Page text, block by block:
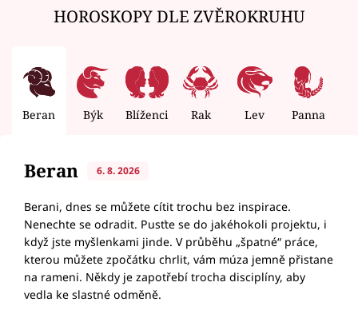
HOROSKOPY DLE ZVĚROKRUHU
Beran Býk Blíženci Rak Lev Panna
Beran 6. 8. 2026
Berani, dnes se můžete cítit trochu bez inspirace.
Nenechte se odradit. Pusťte se do jakéhokoli projektu, i
když jste myšlenkami jinde. V průběhu „špatné“ práce,
kterou můžete zpočátku chrlit, vám múza jemně přistane
na rameni. Někdy je zapotřebí trocha disciplíny, aby
vedla ke slastné odměně.